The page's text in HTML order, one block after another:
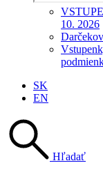
10. 2026
SK
EN
Hľadať